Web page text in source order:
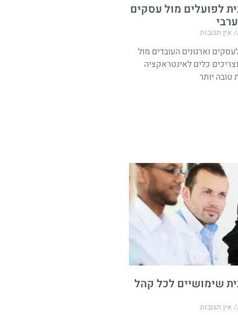
לפועלים מול עסקים
אין תגובות
וארגונים העובדים מול
כלים לאינטראקציה
טובה יותר
שימושיים לכל קהל
אין תגובות